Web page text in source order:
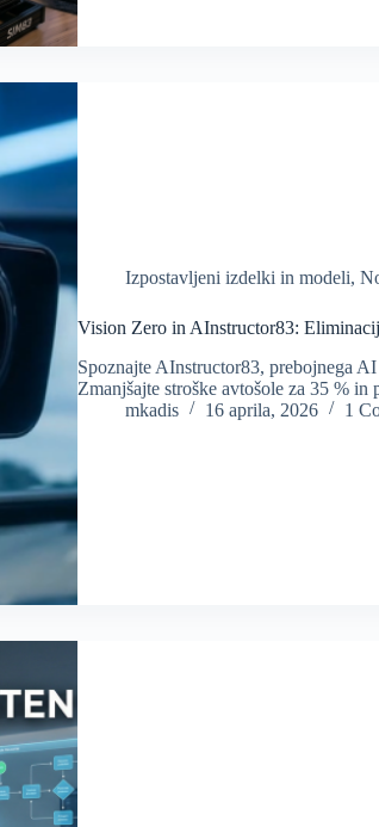
Izpostavljeni izdelki in modeli,
Vision Zero in AInstructor83:
Spoznajte AInstructor83, prebojnega
Zmanjšajte stroške avtošole za 35 % in
mkadis
16 aprila, 2026 1